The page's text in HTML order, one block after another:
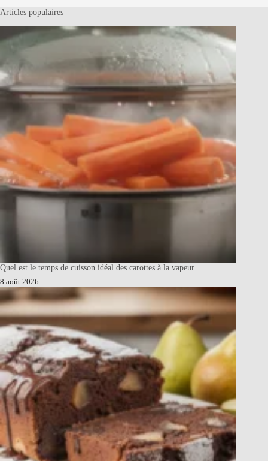
Articles populaires
Quel est le temps de cuisson idéal des carottes à la vapeur
8 août 2026